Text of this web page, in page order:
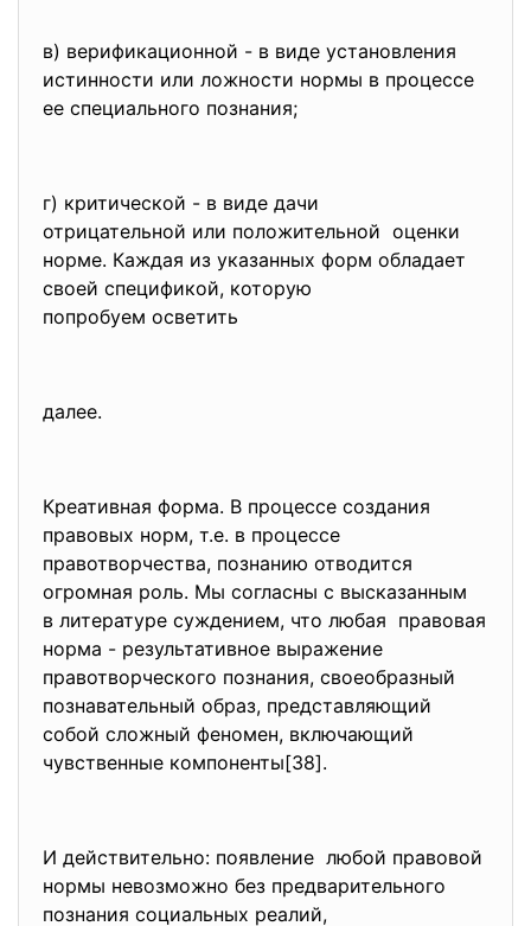
в) верификационной - в виде установления
истинности или ложности нормы в процессе
ее специального познания;
г) критической - в виде дачи
отрицательной или положительной оценки
норме. Каждая из указанных форм обладает
своей спецификой, которую
попробуем осветить
далее.
Креативная форма. В процессе создания
правовых норм, т.е. в процессе
правотворчества, познанию отводится
огромная роль. Мы согласны с высказанным
в литературе суждением, что любая правовая
норма - результативное выражение
правотворческого познания, своеобразный
познавательный образ, представляющий
собой сложный феномен, включающий
чувственные компоненты[38].
И действительно: появление любой правовой
нормы невозможно без предварительного
познания социальных реалий,